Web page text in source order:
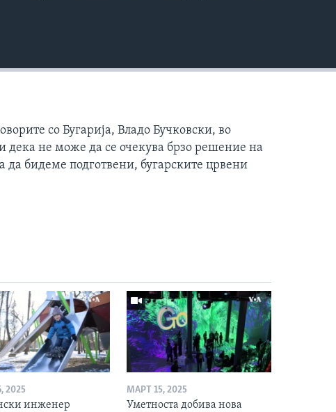
со Бугарија, Владо Бучковски, во
дека не може да се очекува брзо решение на
да бидеме подготвени, бугарските црвени
2025
инженер
МАРТ 15, 2025
Уметноста добива нова